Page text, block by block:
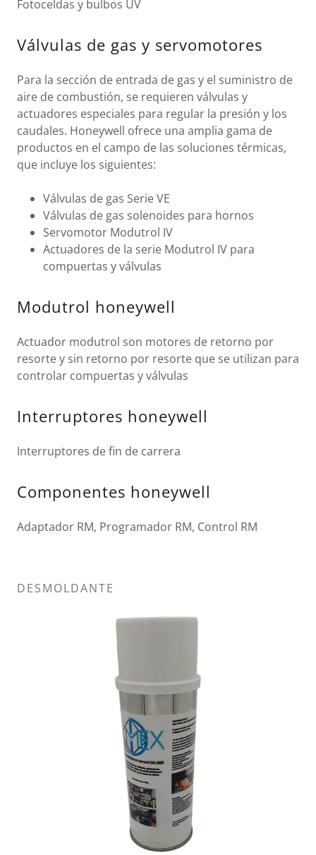
Fotoceldas y bulbos UV
Válvulas de gas y servomotores
Para la sección de entrada de gas y el suministro de
aire de combustión, se requieren válvulas y
actuadores especiales para regular la presión y los
caudales. Honeywell ofrece una amplia gama de
productos en el campo de las soluciones térmicas,
que incluye los siguientes:
Válvulas de gas Serie VE
Válvulas de gas solenoides para hornos
Servomotor Modutrol IV
Actuadores de la serie Modutrol IV para
compuertas y válvulas
Modutrol honeywell
Actuador modutrol son motores de retorno por
resorte y sin retorno por resorte que se utilizan para
controlar compuertas y válvulas
Interruptores honeywell
Interruptores de fin de carrera
Componentes honeywell
Adaptador RM, Programador RM, Control RM
DESMOLDANTE